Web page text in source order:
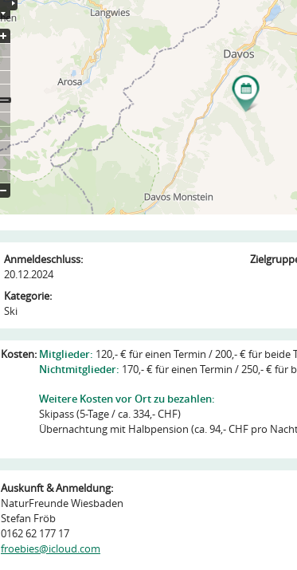
Anmeldeschluss:
20.12.2024
Kategorie:
Ski
Kosten: Mitglieder: 120,- € für einen Termin / 200,- € für beide
Nichtmitglieder: 170,- € für einen Termin / 250,- € für
Weitere Kosten vor Ort zu bezahlen:
Skipass (5-Tage / ca. 334,- CHF)
Übernachtung mit Halbpension (ca. 94,- CHF pro
Auskunft & Anmeldung:
NaturFreunde Wiesbaden
Stefan Fröb
0162 62 177 17
froebies@icloud.com